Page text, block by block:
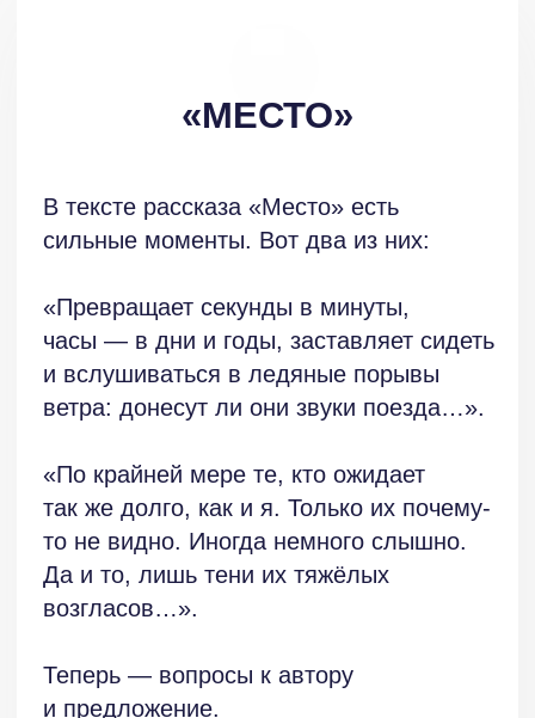
Озерского. Возможно, это именно лёд
успевший срубить тот самый
диковинный дуб, вместе с камнем.
Достаточно силы мысли и чувства,
благодаря двум рассказам.
Уверена, что есть ещё на нашем свете
то, чем можно заполнить ощущаемую
дымом.
Уверена, что И. Озерский-писатель
честен с самим собой и пишет о том,
что действительно важно для него. Это
трудный путь, долгий. Но, на мой
взгляд, единственно правильный, если
через писательство нужно найти ответы
на главные вопросы.
ПОХОЖЕЕ